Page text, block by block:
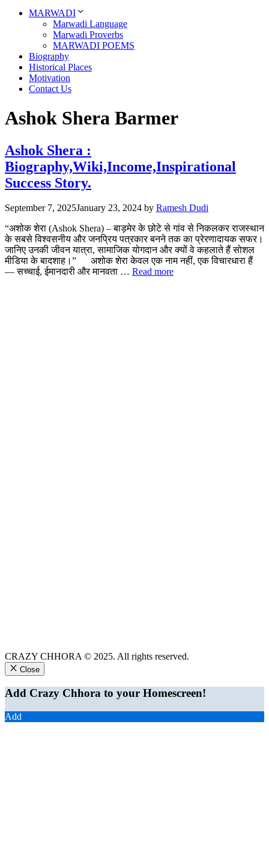
MARWADI
Marwadi Language
Marwadi Proverbs
MARWADI POEMS
Biography
Historical Places
Motivation
Contact Us
Ashok Shera Barmer
Ashok Shera :
Biography,Wiki,Income,Inspirational
Success Story.
September 7, 2025January 23, 2024 by Ramesh Dudi
“अशोक शेरा (Ashok Shera) – बाड़मेर के छोटे से गांव से निकलकर राजस्थान
के सबसे विश्वसनीय और जनप्रिय पत्रकार बनने तक का प्रेरणादायक सफर।
जानिए उनकी जीवन यात्रा, सामाजिक योगदान और क्यों वे कहलाते हैं सोशल
मीडिया के बादशाह।” अशोक शेरा केवल एक नाम नहीं, एक विचारधारा हैं
— सच्चाई, ईमानदारी और मानवता … Read more
CRAZY CHHORA © 2025. All rights reserved.
Close
Add Crazy Chhora to your Homescreen!
Add